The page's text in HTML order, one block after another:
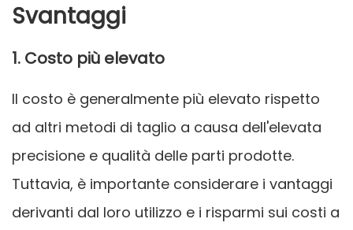
Svantaggi
1. Costo più elevato
Il costo è generalmente più elevato rispetto
ad altri metodi di taglio a causa dell'elevata
precisione e qualità delle parti prodotte.
Tuttavia, è importante considerare i vantaggi
derivanti dal loro utilizzo e i risparmi sui costi a